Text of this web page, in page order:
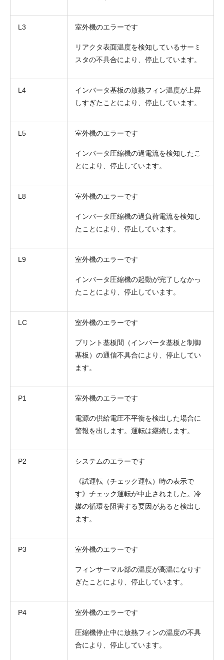
L3 室外機のエラーです
リアクタ表面温度を検知しているサーミ
スタの不具合により、停止しています。
L4
インバータ基板の放熱フィン温度が上昇
しすぎたことにより、停止しています。
L5 室外機のエラーです
インバータ圧縮機の過電流を検知したこ
とにより、停止しています。
L8 室外機のエラーです
インバータ圧縮機の過負荷電流を検知し
たことにより、停止しています。
L9 室外機のエラーです
インバータ圧縮機の起動が完了しなかっ
たことにより、停止しています。
LC 室外機のエラーです
プリント基板間（インバータ基板と制御
基板）の通信不具合により、停止してい
ます。
P1 室外機のエラーです
電源の供給電圧不平衡を検出した場合に
警報を出します。運転は継続します。
P2 システムのエラーです
《試運転（チェック運転）時の表示で
す》チェック運転が中止されました。冷
媒の循環を阻害する要因があると検出し
ます。
P3 室外機のエラーです
フィンサーマル部の温度が高温になりす
ぎたことにより、停止しています。
P4 室外機のエラーです
圧縮機停止中に放熱フィンの温度の不具
合により、停止しています。